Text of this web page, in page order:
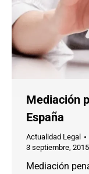
Mediación
España
Actualidad Legal
3 septiembre, 2015
Mediación